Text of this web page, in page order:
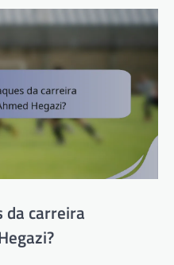
da carreira